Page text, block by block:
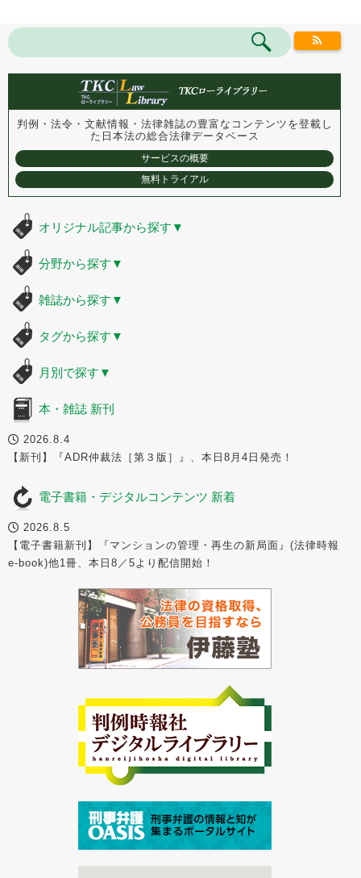
判例・法令・文献情報・法律雑誌の豊富なコンテンツを登載し
た 日本法の総合法律データベース
サービスの概要
無料トライアル
オリジナル記事から探す ▼
分野から探す ▼
雑誌から探す ▼
タグから探す ▼
月別で探す ▼
本・雑誌 新刊
2026.8.4
【新刊】『ADR仲裁法［第３版］』、本日8月4日発売！
電子書籍・デジタルコンテンツ 新着
2026.8.5
【電子書籍新刊】『マンションの管理・再生の新局面』(法律時報
e-book)他1冊、本日8／5より配信開始！